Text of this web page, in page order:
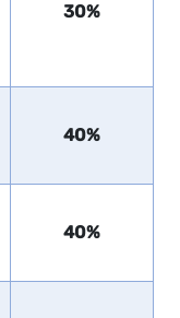
30%
40%
40%